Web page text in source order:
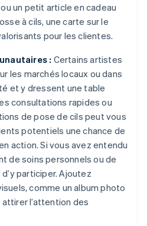
un petit article en cadeau
à cils, une carte sur le
pour les clientes.
: Certains artistes
les marchés locaux ou dans
et y dressent une table
consultations rapides ou
de pose de cils peut vous
potentiels une chance de
action. Si vous avez entendu
de soins personnels ou de
participer. Ajoutez
comme un album photo
l’attention des